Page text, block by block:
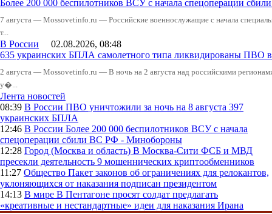
Более 200 000 беспилотников ВСУ с начала спецоперации
7 августа — Mossovetinfo.ru — Российские военнослужащие с начала
т...
В России 02.08.2026, 08:48
635 украинских БПЛА самолетного типа ликвидированы ПВО
2 августа — Mossovetinfo.ru — В ночь на 2 августа над российскими
у�...
Лента новостей
08:39 В России ПВО уничтожили за ночь на 8 августа 397
украинских БПЛА
12:46 В России Более 200 000 беспилотников ВСУ с начала
спецоперации сбили ВС РФ - Минобороны
12:28 Город (Москва и область) В Москва-Сити ФСБ и МВД
пресекли деятельность 9 мошеннических криптообменников
11:27 Общество Пакет законов об ограничениях для релокантов,
уклоняющихся от наказания подписан президентом
14:13 В мире В Пентагоне просят солдат предлагать
«креативные и нестандартные» идеи для наказания Ирана